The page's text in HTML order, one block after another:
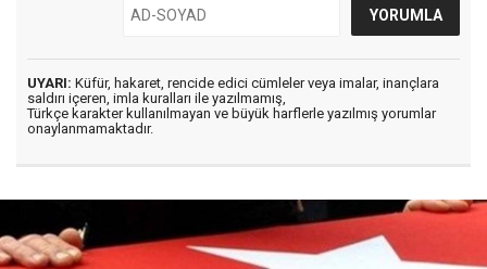
UYARI: Küfür, hakaret, rencide edici cümleler veya imalar, inançlara
saldırı içeren, imla kuralları ile yazılmamış,
Türkçe karakter kullanılmayan ve büyük harflerle yazılmış yorumlar
onaylanmamaktadır.